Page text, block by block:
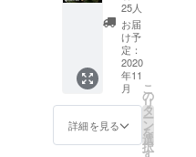
最中
（花豆
ミルク
アイ
ス）6匹
入り ＊
追加分
につ
き お
届けが
25人
お届
け予
定：
2020
年11
月
詳細を見る
こ
の
リ
タ
ー
ン
を
選
択